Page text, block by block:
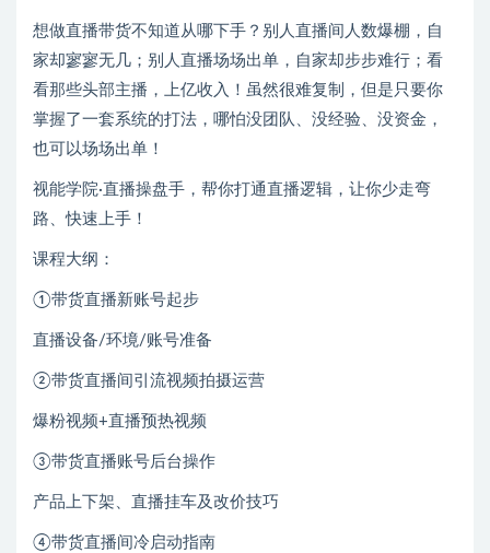
想做直播带货不知道从哪下手？别人直播间人数爆棚，自
家却寥寥无几；别人直播场场出单，自家却步步难行；看
看那些头部主播，上亿收入！虽然很难复制，但是只要你
掌握了一套系统的打法，哪怕没团队、没经验、没资金，
也可以场场出单！
视能学院·直播操盘手，帮你打通直播逻辑，让你少走弯
路、快速上手！
课程大纲：
①带货直播新账号起步
直播设备/环境/账号准备
②带货直播间引流视频拍摄运营
爆粉视频+直播预热视频
③带货直播账号后台操作
产品上下架、直播挂车及改价技巧
④带货直播间冷启动指南